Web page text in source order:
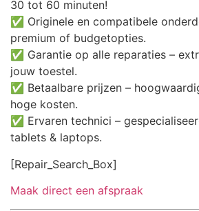
30 tot 60 minuten!
✅ Originele en compatibele
premium of budgetopties.
✅ Garantie op alle reparaties –
jouw toestel.
✅ Betaalbare prijzen –
hoge kosten.
✅ Ervaren technici –
tablets & laptops.
[Repair_Search_Box]
Maak direct een afspraak